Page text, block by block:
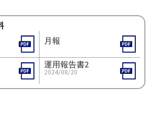
月報
運用報告書2
2024/08/20